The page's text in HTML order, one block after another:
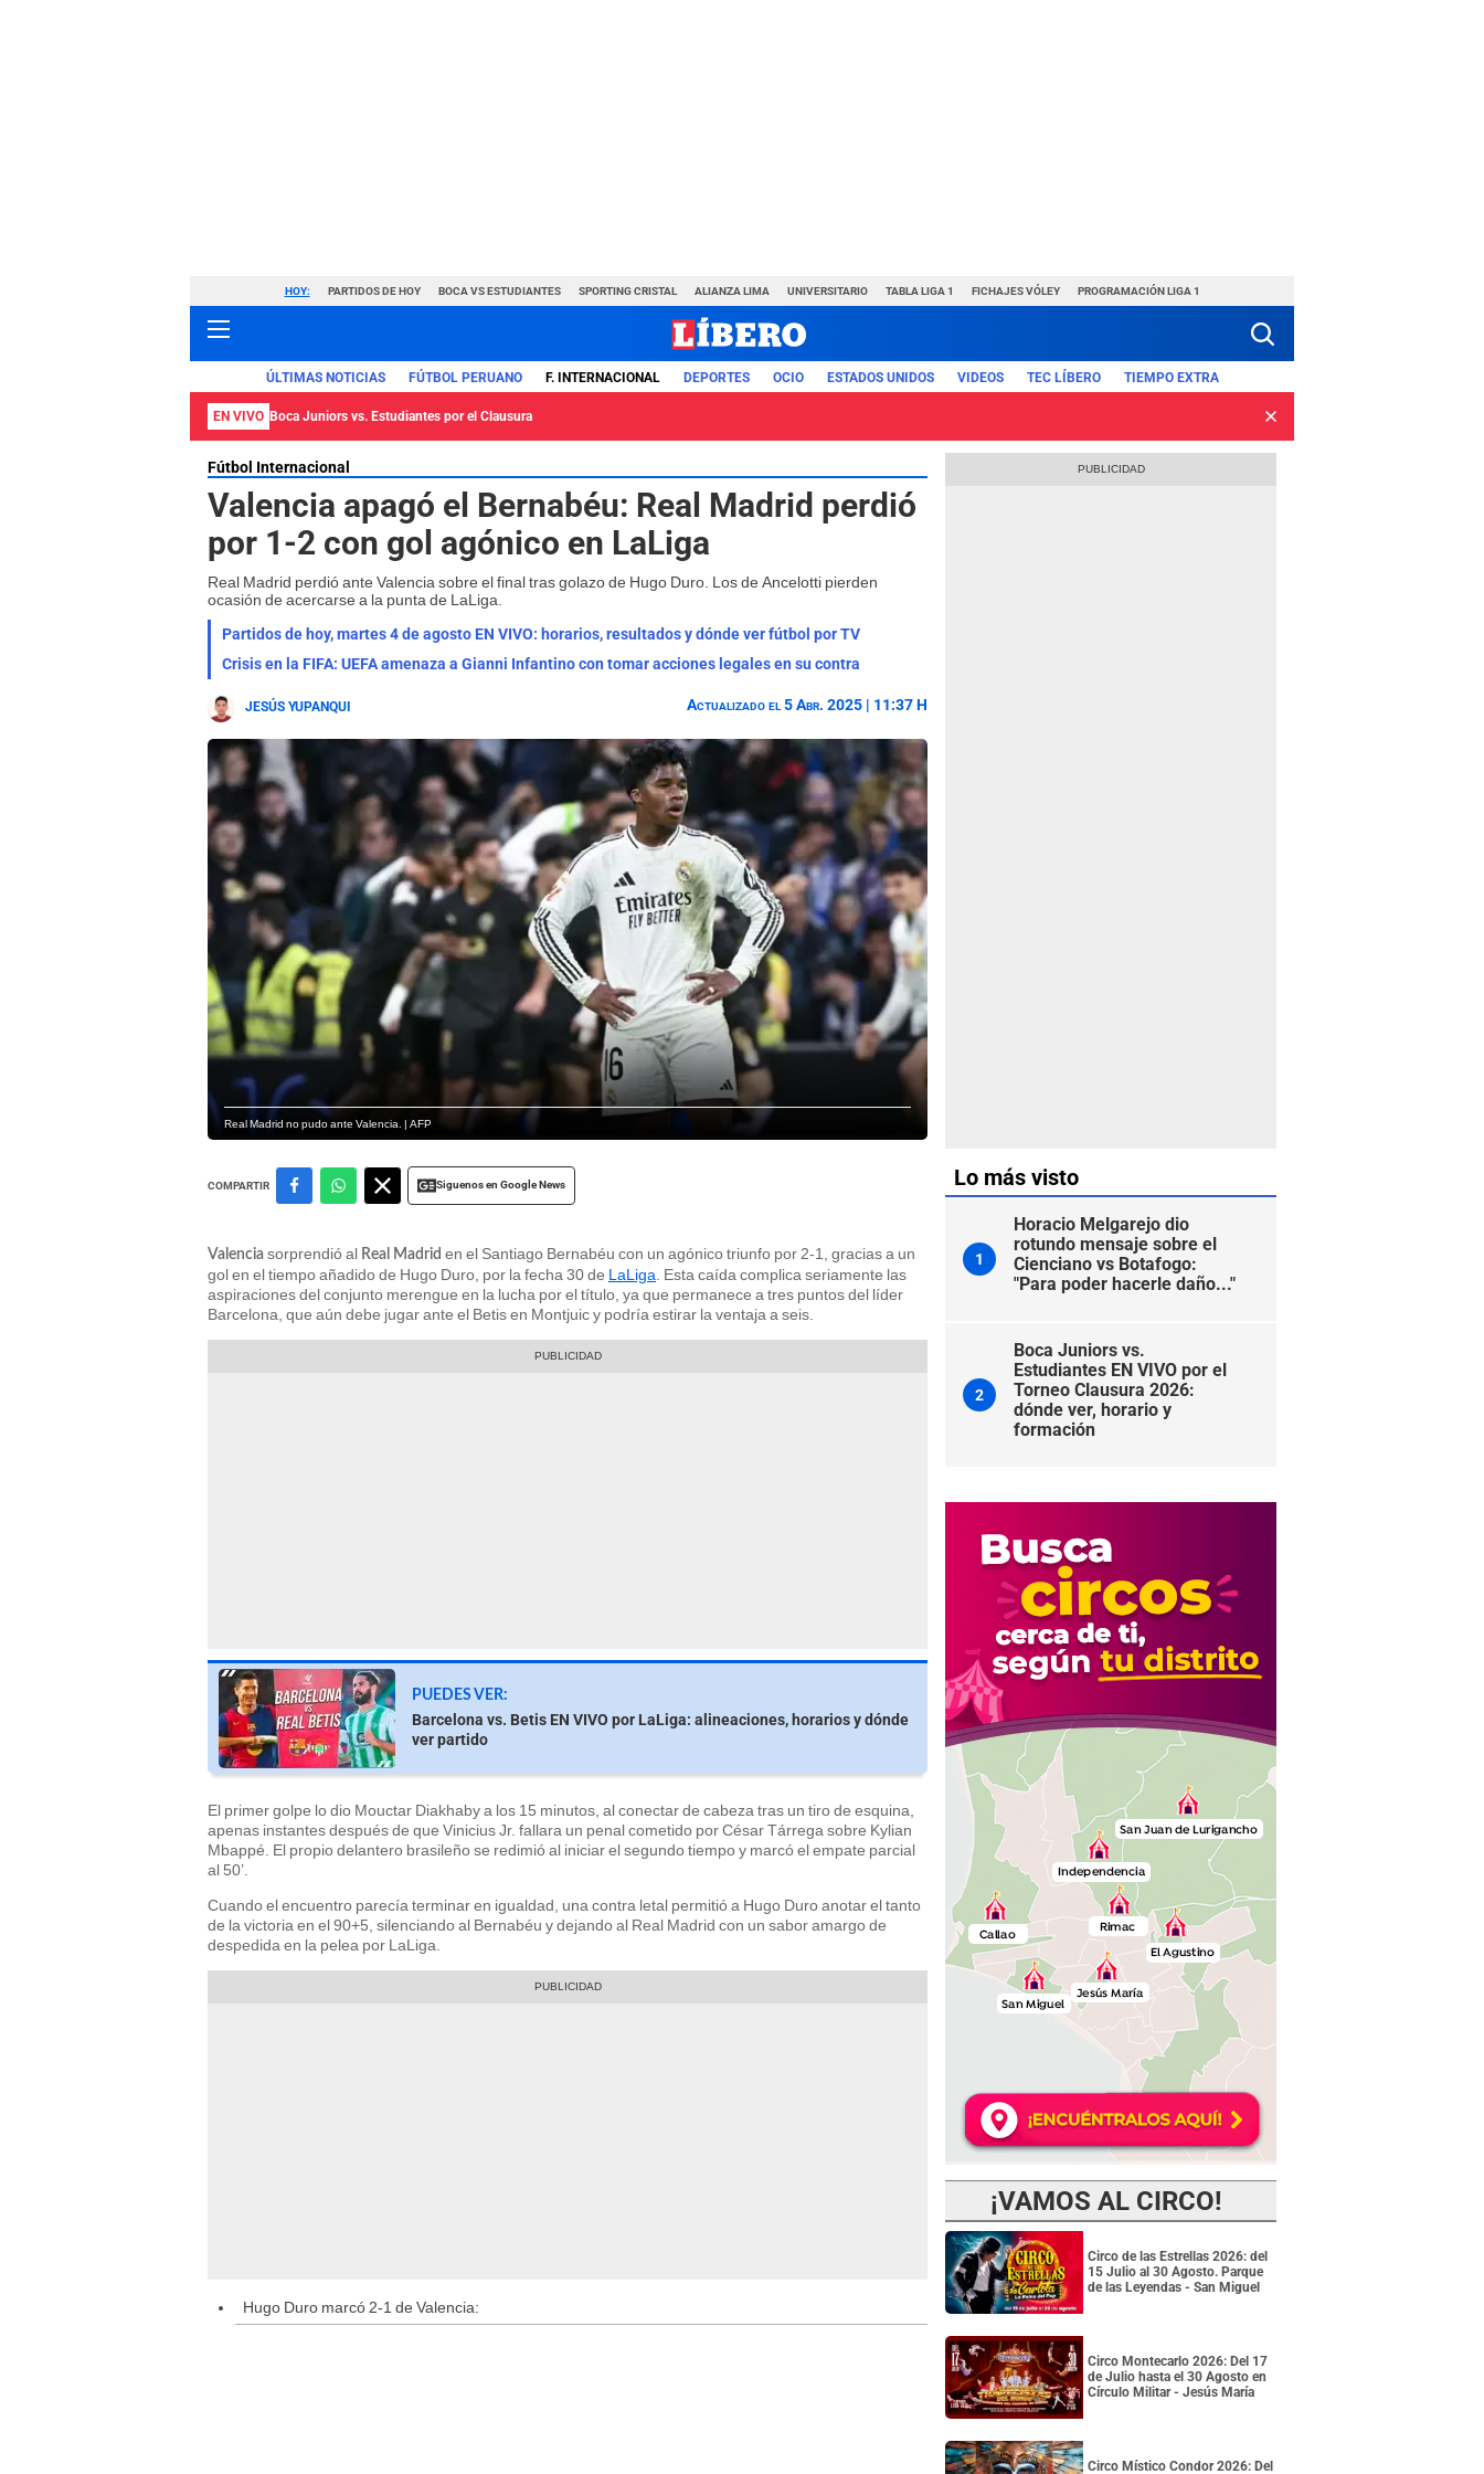
HOY: PARTIDOS DE HOY BOCA VS ESTUDIANTES SPORTING CRISTAL ALIANZA LIMA UNIVERSITARIO TABLA LIGA 1 FICHAJES VÓLEY PROGRAMACIÓN LIGA 1
ÚLTIMAS NOTICIAS FÚTBOL PERUANO F. INTERNACIONAL DEPORTES OCIO ESTADOS UNIDOS VIDEOS TEC LÍBERO TIEMPO EXTRA
EN VIVO Boca Juniors vs. Estudiantes por el Clausura
Fútbol Internacional
Valencia apagó el Bernabéu: Real Madrid perdió
por 1-2 con gol agónico en LaLiga
Real Madrid perdió ante Valencia sobre el final tras golazo de Hugo Duro. Los de Ancelotti pierden
ocasión de acercarse a la punta de LaLiga.
Partidos de hoy, martes 4 de agosto EN VIVO: horarios, resultados y dónde ver fútbol por TV
Crisis en la FIFA: UEFA amenaza a Gianni Infantino con tomar acciones legales en su contra
JESÚS YUPANQUI Actualizado el 5 Abr. 2025 | 11:37 H
Real Madrid no pudo ante Valencia. | AFP
COMPARTIR Siguenos en Google News
Valencia sorprendió al Real Madrid en el Santiago Bernabéu con un agónico triunfo por 2-1, gracias a un
gol en el tiempo añadido de Hugo Duro, por la fecha 30 de LaLiga . Esta caída complica seriamente las
aspiraciones del conjunto merengue en la lucha por el título, ya que permanece a tres puntos del líder
Barcelona, que aún debe jugar ante el Betis en Montjuic y podría estirar la ventaja a seis.
PUEDES VER:
Barcelona vs. Betis EN VIVO por LaLiga: alineaciones, horarios y dónde
ver partido
El primer golpe lo dio Mouctar Diakhaby a los 15 minutos, al conectar de cabeza tras un tiro de esquina,
apenas instantes después de que Vinicius Jr. fallara un penal cometido por César Tárrega sobre Kylian
Mbappé. El propio delantero brasileño se redimió al iniciar el segundo tiempo y marcó el empate parcial
al 50’.
Cuando el encuentro parecía terminar en igualdad, una contra letal permitió a Hugo Duro anotar el tanto
de la victoria en el 90+5, silenciando al Bernabéu y dejando al Real Madrid con un sabor amargo de
despedida en la pelea por LaLiga.
Hugo Duro marcó 2-1 de Valencia:
Lo más visto
1
Horacio Melgarejo dio
rotundo mensaje sobre el
Cienciano vs Botafogo:
"Para poder hacerle daño..."
2
Boca Juniors vs.
Estudiantes EN VIVO por el
Torneo Clausura 2026:
dónde ver, horario y
formación
¡VAMOS AL CIRCO!
Circo de las Estrellas 2026: del
15 Julio al 30 Agosto. Parque
de las Leyendas - San Miguel
Circo Montecarlo 2026: Del 17
de Julio hasta el 30 Agosto en
Círculo Militar - Jesús María
Circo Místico Condor 2026: Del